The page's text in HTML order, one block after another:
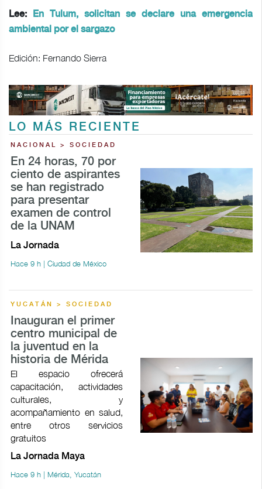
Lee:
En Tulum, solicitan se declare una emergencia
ambiental por el sargazo
Edición: Fernando Sierra
LO MÁS RECIENTE
NACIONAL > SOCIEDAD
En 24 horas, 70 por
ciento de aspirantes
se han registrado
para presentar
examen de control
de la UNAM
La Jornada
Hace 9 h | Ciudad de México
YUCATÁN > SOCIEDAD
Inauguran el primer
centro municipal de
la juventud en la
historia de Mérida
El espacio ofrecerá
capacitación, actividades
culturales, y
acompañamiento en salud,
entre otros servicios
gratuitos
La Jornada Maya
Hace 9 h | Mérida, Yucatán